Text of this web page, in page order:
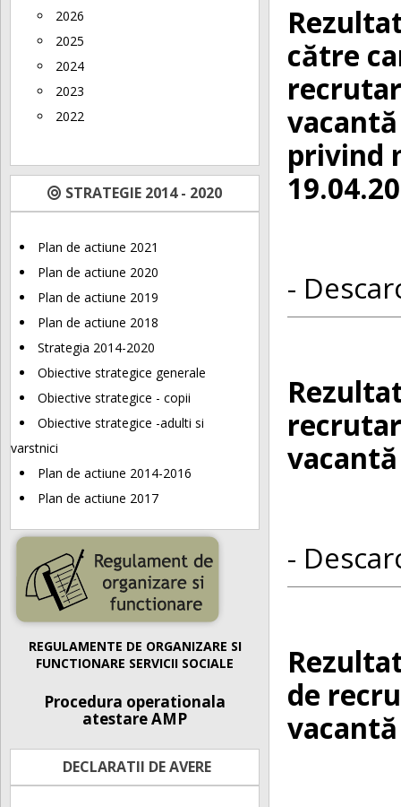
2026
2025
2024
2023
2022
STRATEGIE 2014 - 2020
Plan de actiune 2021
Plan de actiune 2020
Plan de actiune 2019
Plan de actiune 2018
Strategia 2014-2020
Obiective strategice generale
Obiective strategice - copii
Obiective strategice -adulti si
varstnici
Plan de actiune 2014-2016
Plan de actiune 2017
REGULAMENTE DE ORGANIZARE SI
FUNCTIONARE SERVICII SOCIALE
Procedura operationala
atestare AMP
DECLARATII DE AVERE
către
privind
-
-
de